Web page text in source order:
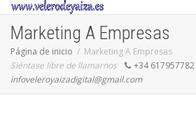
Marketing A Empresas
Página de inicio
Marketing A Empresas
Siéntase libre de llamarnos
+34
infoveleroyaizadigital@gmail.com